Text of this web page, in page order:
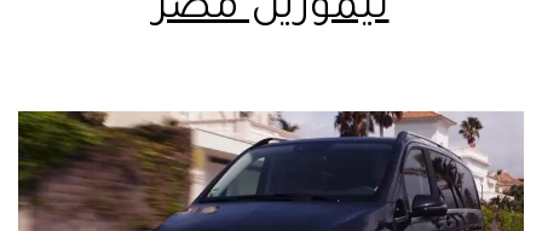
ليموزين مصر